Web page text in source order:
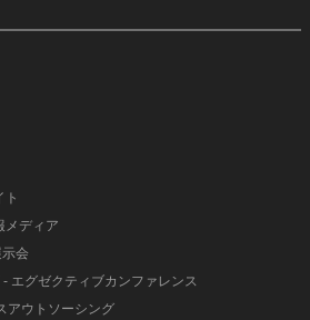
ト
メディア
会
- エグゼクティブカンファレンス
アウトソーシング